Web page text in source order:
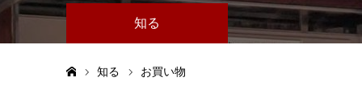
知る
知る お買い物